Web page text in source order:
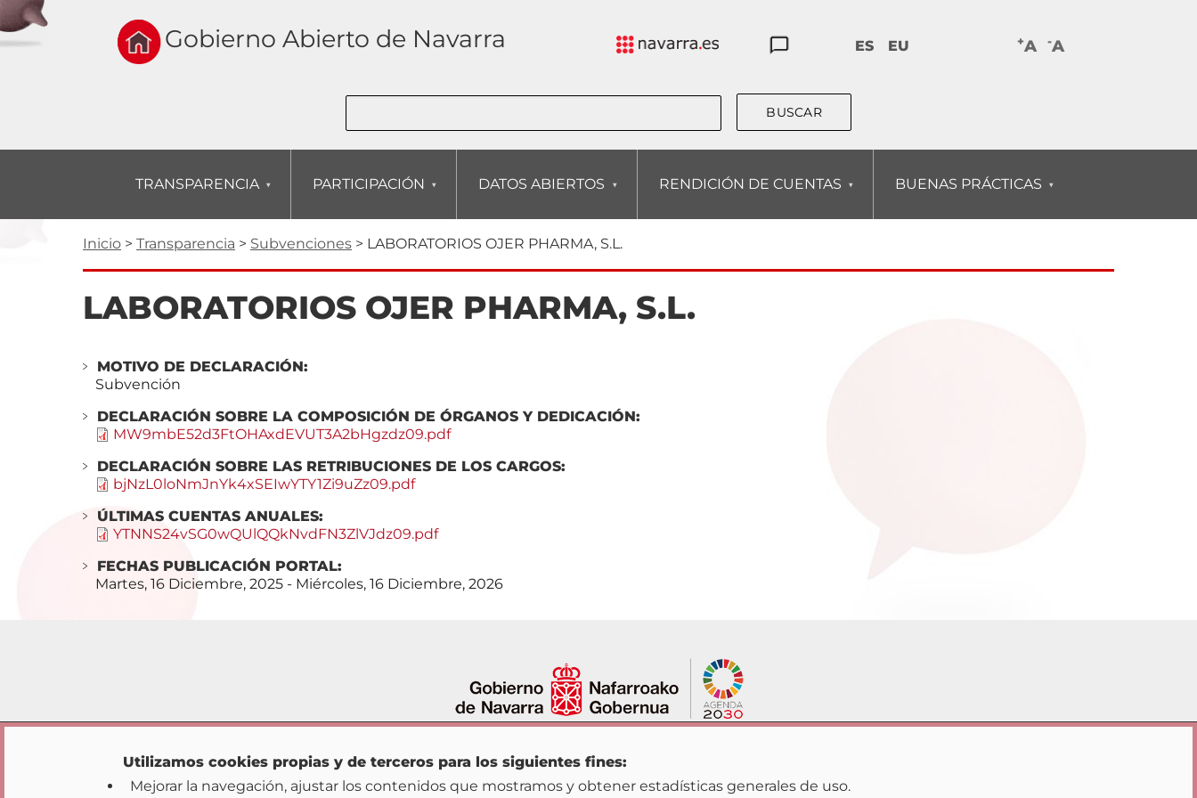
Skip
to
Gobierno Abierto de Navarra ES EU +A -A
TRANSPARENCIA PARTICIPACIÓN DATOS ABIERTOS RENDICIÓN DE CUENTAS BUENAS PRÁCTICAS
Ruta
navegación
Inicio Transparencia Subvenciones LABORATORIOS OJER PHARMA, S.L.
LABORATORIOS OJER PHARMA, S.L.
MOTIVO DE DECLARACIÓN:
Subvención
DECLARACIÓN SOBRE LA COMPOSICIÓN DE ÓRGANOS Y DEDICACIÓN:
MW9mbE52d3FtOHAxdEVUT3A2bHgzdz09.pdf
DECLARACIÓN SOBRE LAS RETRIBUCIONES DE LOS CARGOS:
bjNzL0loNmJnYk4xSEIwYTY1Zi9uZz09.pdf
ÚLTIMAS CUENTAS ANUALES:
YTNNS24vSG0wQUlQQkNvdFN3ZlVJdz09.pdf
FECHAS PUBLICACIÓN PORTAL:
Fechas
Martes, 16 Diciembre, 2025 - Miércoles, 16 Diciembre, 2026
Inicio | Transparencia | Participación | Datos Abiertos
Mapa web | Aviso legal | Accesibilidad | Sugerencias y reclamaciones | Opciones de privacidad
Opciones de privacidad
Utilizamos cookies propias y de terceros para los siguientes fines:
Mejorar la navegación, ajustar los contenidos que mostramos y obtener estadísticas generales de uso.